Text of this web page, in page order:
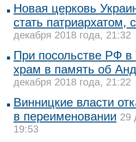
Новая церковь
стать патриархатом,
декабря 2018 года, 21:32
При посольстве РФ в
храм в память об
декабря 2018 года, 21:22
Винницкие власти
в переименовании 29
19:53